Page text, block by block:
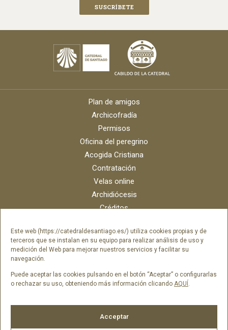
Este web (https://catedraldesantiago.es/) utiliza cookies propias y de
terceros que se instalan en su equipo para realizar análisis de uso y
medición del Web para mejorar nuestros servicios y facilitar su
navegación.
Puede aceptar las cookies pulsando en el botón “Aceptar” o configurarlas
o rechazar su uso, obteniendo más información clicando AQUÍ.
Acceptar
Plan de amigos
Archicofradía
Permisos
Oficina del peregrino
Acogida Cristiana
Contratación
Velas online
Archidiócesis
Créditos
Contacto
Portal del empleado SAMI Catedral